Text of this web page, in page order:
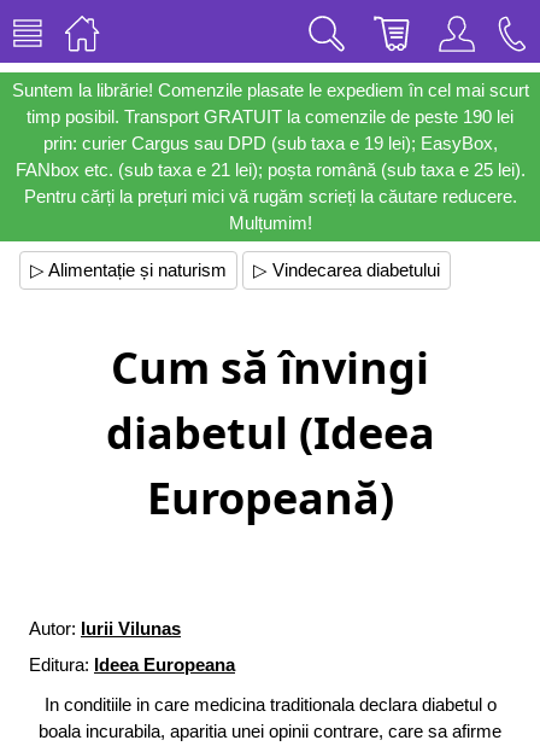
Suntem la librărie! Comenzile plasate le expediem în cel mai scurt
timp posibil. Transport GRATUIT la comenzile de peste 190 lei
prin: curier Cargus sau DPD (sub taxa e 19 lei); EasyBox,
FANbox etc. (sub taxa e 21 lei); poșta română (sub taxa e 25 lei).
Pentru cărți la prețuri mici vă rugăm scrieți la căutare reducere.
Mulțumim!
▷ Alimentație și naturism ▷ Vindecarea diabetului
Cum să învingi
diabetul (Ideea
Europeană)
Autor: Iurii Vilunas
Editura: Ideea Europeana
In conditiile in care medicina traditionala declara diabetul o
boala incurabila, aparitia unei opinii contrare, care sa afirme